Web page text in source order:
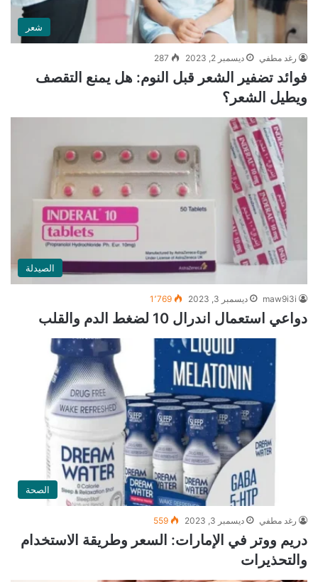
شعر
رغد مطفي ديسمبر 2, 2023 287
فوائد تضفير الشعر قبل النوم: هل يمنع التقصف
ويطيل الشعر؟
الصيدلة
maw9i3i ديسمبر 3, 2023 1٬769
دواعي استعمال اندرال 10 لضغط الدم والقلب
الصحة
رغد مطفي ديسمبر 3, 2023 559
دريم ووتر في الإمارات: السعر وطريقة الاستخدام
والتحذيرات